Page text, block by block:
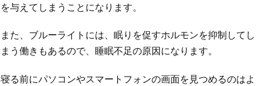
を与えてしまうことになります。
また、ブルーライトには、眠りを促すホルモンを抑制してし
まう働きもあるので、睡眠不足の原因になります。
寝る前にパソコンやスマートフォンの画面を見つめるのはよ